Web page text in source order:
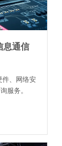
息通信
件、网络安
服务。